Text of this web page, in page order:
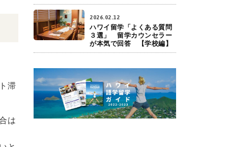
滞
は
2026.02.12
ハワイ留学「よくある質問
３選」 留学カウンセラー
が本気で回答 【学校編】